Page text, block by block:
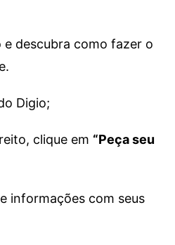
e descubra como fazer o
Digio;
clique em “Peça seu
informações com seus